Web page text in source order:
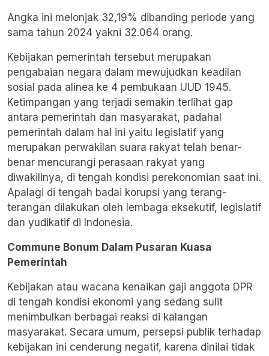
Angka ini melonjak 32,19% dibanding periode yang
sama tahun 2024 yakni 32.064 orang.
Kebijakan pemerintah tersebut merupakan
pengabaian negara dalam mewujudkan keadilan
sosial pada alinea ke 4 pembukaan UUD 1945.
Ketimpangan yang terjadi semakin terlihat gap
antara pemerintah dan masyarakat, padahal
pemerintah dalam hal ini yaitu legislatif yang
merupakan perwakilan suara rakyat telah benar-
benar mencurangi perasaan rakyat yang
diwakilinya, di tengah kondisi perekonomian saat ini.
Apalagi di tengah badai korupsi yang terang-
terangan dilakukan oleh lembaga eksekutif, legislatif
dan yudikatif di Indonesia.
Commune Bonum Dalam Pusaran Kuasa
Pemerintah
Kebijakan atau wacana kenaikan gaji anggota DPR
di tengah kondisi ekonomi yang sedang sulit
menimbulkan berbagai reaksi di kalangan
masyarakat. Secara umum, persepsi publik terhadap
kebijakan ini cenderung negatif, karena dinilai tidak